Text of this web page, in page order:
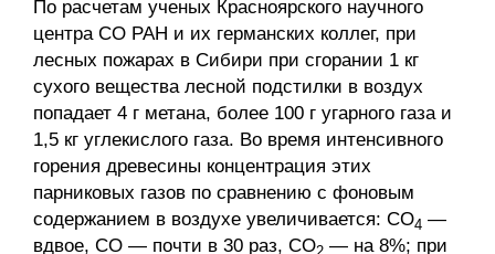
По расчетам ученых Красноярского научного
центра СО РАН и их германских коллег, при
лесных пожарах в Сибири при сгорании 1 кг
сухого вещества лесной подстилки в воздух
попадает 4 г метана, более 100 г угарного газа и
1,5 кг углекислого газа. Во время интенсивного
горения древесины концентрация этих
парниковых газов по сравнению с фоновым
содержанием в воздухе увеличивается: СО4 —
вдвое, СО — почти в 30 раз, СО
— на 8%; при